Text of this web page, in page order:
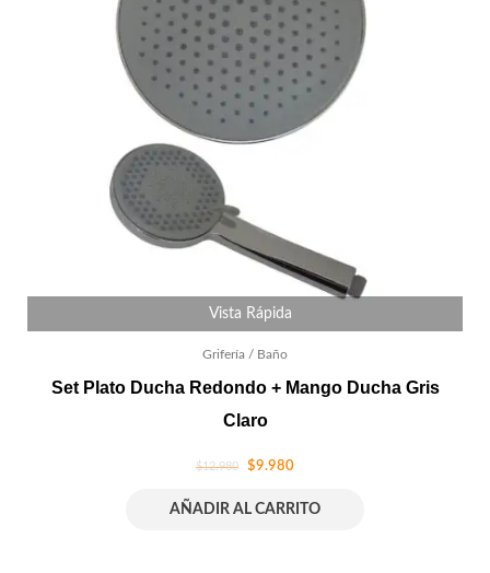
Vista Rápida
Grifería / Baño
Set Plato Ducha Redondo + Mango Ducha Gris
Claro
$12.980 $9.980
AÑADIR AL CARRITO